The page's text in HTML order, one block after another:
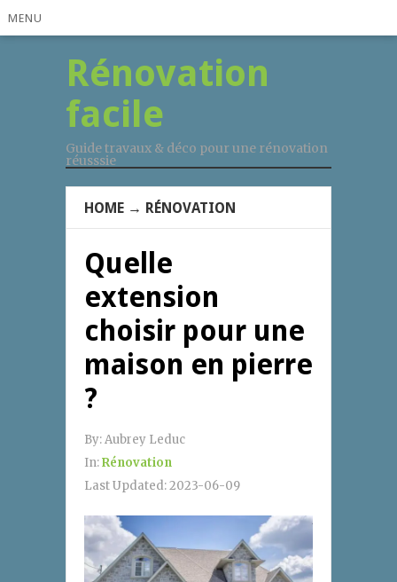
MENU
Rénovation
facile
Guide travaux & déco pour une rénovation
réusssie
HOME → RÉNOVATION
Quelle
extension
choisir pour une
maison en pierre
?
By:Aubrey Leduc
In:Rénovation
Last Updated:2023-06-09